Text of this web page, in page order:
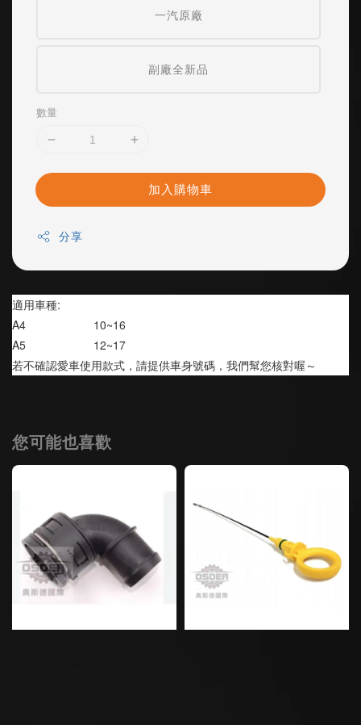
一汽原廠
副廠全新品
數量
加入購物車
分享
適用車種:
A4                     10~16
A5                     12~17
若不確認愛車使用款式，請提供車身號碼，我們幫您核對喔～
您可能也喜歡